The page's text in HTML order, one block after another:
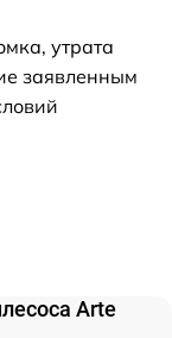
утрата
заявленным
Arte